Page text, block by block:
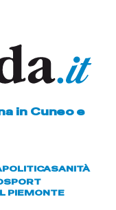
in Cuneo e
POLITICASANITÀ
SPORT
PIEMONTE